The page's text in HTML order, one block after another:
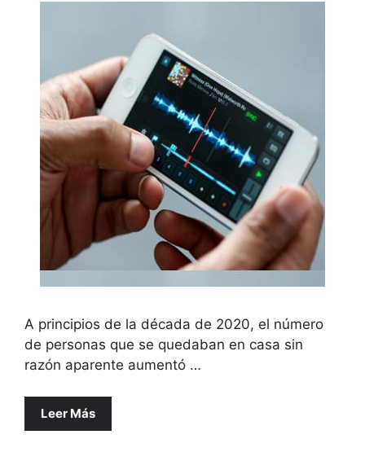
A principios de la década de 2020, el número
de personas que se quedaban en casa sin
razón aparente aumentó …
Leer Más